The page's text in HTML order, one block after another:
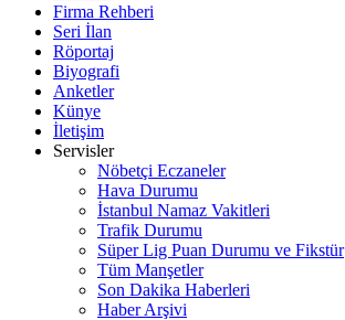
Firma Rehberi
Seri İlan
Röportaj
Biyografi
Anketler
Künye
İletişim
Servisler
Nöbetçi Eczaneler
Hava Durumu
İstanbul Namaz Vakitleri
Trafik Durumu
Süper Lig Puan Durumu ve Fikstür
Tüm Manşetler
Son Dakika Haberleri
Haber Arşivi